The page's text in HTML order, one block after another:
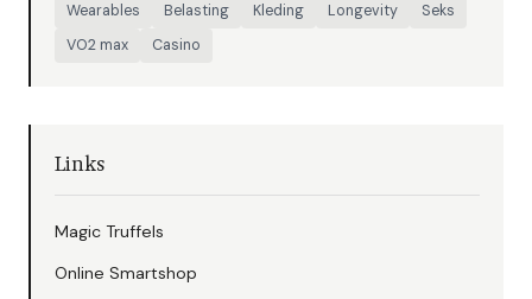
Wearables
Belasting Kleding Longevity
Seks
VO2 max
Casino
Links
Magic Truffels
Online Smartshop